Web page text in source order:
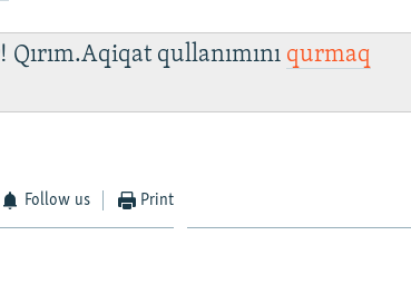
qullanımını qurmaq
Follow us Print